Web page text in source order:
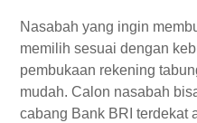
Nasabah yang ingin
memilih sesuai dengan
pembukaan rekening
mudah. Calon nasabah
cabang Bank BRI terdekat